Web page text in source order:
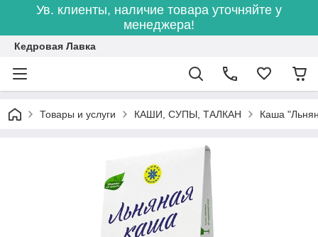
Ув. клиенты, наличие товара уточняйте у
менеджера!
Кедровая Лавка
Товары и услуги КАШИ, СУПЫ, ТАЛКАН Каша